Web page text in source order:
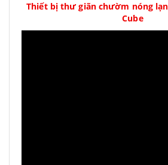
Thiết bị thư giãn chườm nóng
Cube